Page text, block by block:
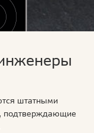
штатными
подтверждающие